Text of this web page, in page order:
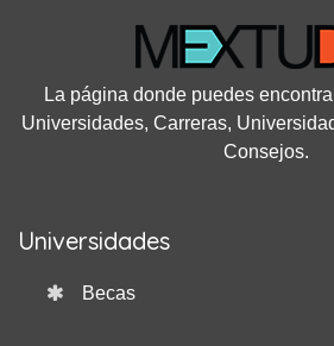
La página donde puedes
Universidades, Carreras,
Consejos.
Universidades
Becas